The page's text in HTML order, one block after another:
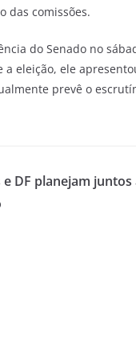
das comissões.
do Senado no
a eleição, ele
prevê o
e DF planejam juntos